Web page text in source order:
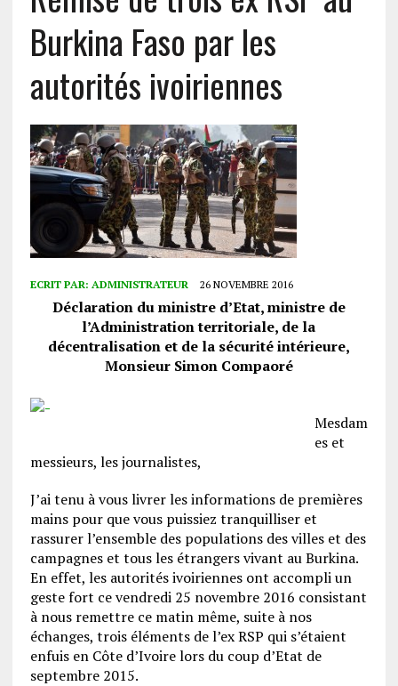
Burkina Faso par les
autorités ivoiriennes
ECRIT PAR: ADMINISTRATEUR 26 NOVEMBRE 2016
Déclaration du ministre d’Etat, ministre de
l’Administration territoriale, de la
décentralisation et de la sécurité intérieure,
Monsieur Simon Compaoré
Mesdam
es et
messieurs, les journalistes,
J’ai tenu à vous livrer les informations de premières
mains pour que vous puissiez tranquilliser et
rassurer l’ensemble des populations des villes et des
campagnes et tous les étrangers vivant au Burkina.
En effet, les autorités ivoiriennes ont accompli un
geste fort ce vendredi 25 novembre 2016 consistant
à nous remettre ce matin même, suite à nos
échanges, trois éléments de l’ex RSP qui s’étaient
enfuis en Côte d’Ivoire lors du coup d’Etat de
septembre 2015.